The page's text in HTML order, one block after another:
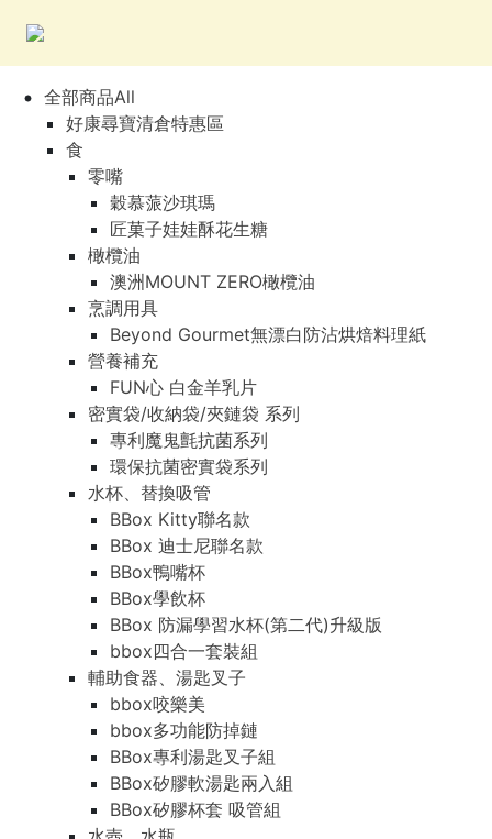
全部商品All
好康尋寶清倉特惠區
食
零嘴
穀慕蒎沙琪瑪
匠菓子娃娃酥花生糖
橄欖油
澳洲MOUNT ZERO橄欖油
烹調用具
Beyond Gourmet無漂白防沾烘焙料理紙
營養補充
FUN心 白金羊乳片
密實袋/收納袋/夾鏈袋 系列
專利魔鬼氈抗菌系列
環保抗菌密實袋系列
水杯、替換吸管
BBox Kitty聯名款
BBox 迪士尼聯名款
BBox鴨嘴杯
BBox學飲杯
BBox 防漏學習水杯(第二代)升級版
bbox四合一套裝組
輔助食器、湯匙叉子
bbox咬樂美
bbox多功能防掉鏈
BBox專利湯匙叉子組
BBox矽膠軟湯匙兩入組
BBox矽膠杯套 吸管組